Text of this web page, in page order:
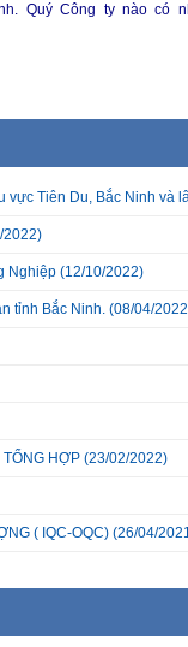
Quý Công ty nào có
vực Tiên Du, Bắc Ninh và
2022)
Nghiệp (12/10/2022)
tỉnh Bắc Ninh. (08/04/
TỔNG HỢP (23/02/2022)
( IQC-OQC) (26/04/